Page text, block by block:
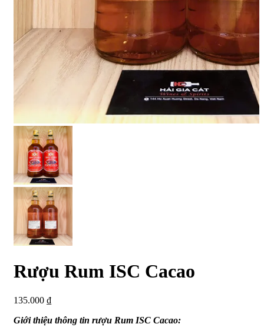
Rượu Rum ISC Cacao
135.000 ₫
Giới thiệu thông tin rượu Rum ISC Cacao: